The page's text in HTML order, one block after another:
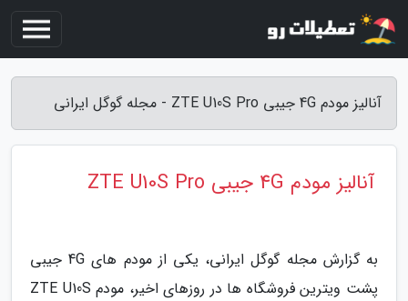
آنالیز مودم 4G جیبی ZTE U10S Pro - مجله گوگل ایرانی
آنالیز مودم 4G جیبی ZTE U10S Pro
به گزارش مجله گوگل ایرانی، یکی از مودم های 4G جیبی
پشت ویترین فروشگاه ها در روزهای اخیر، مودم ZTE U10S